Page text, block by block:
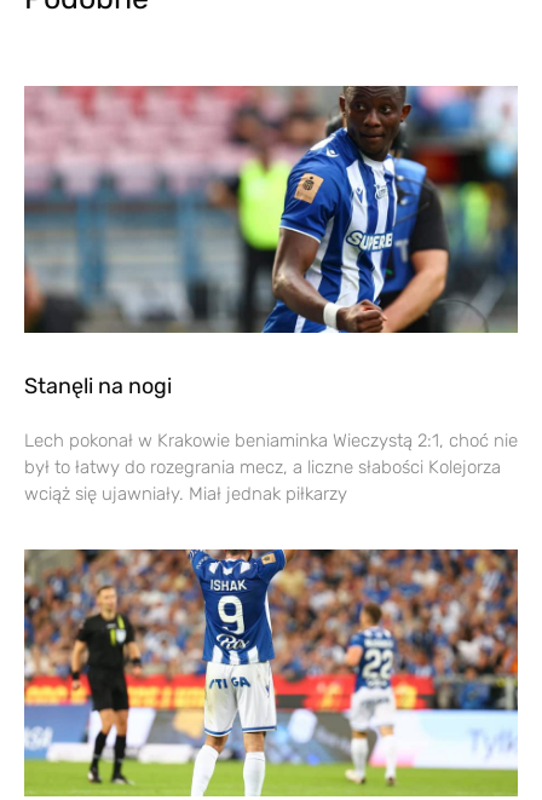
Stanęli na nogi
Lech pokonał w Krakowie beniaminka Wieczystą 2:1, choć nie
był to łatwy do rozegrania mecz, a liczne słabości Kolejorza
wciąż się ujawniały. Miał jednak piłkarzy